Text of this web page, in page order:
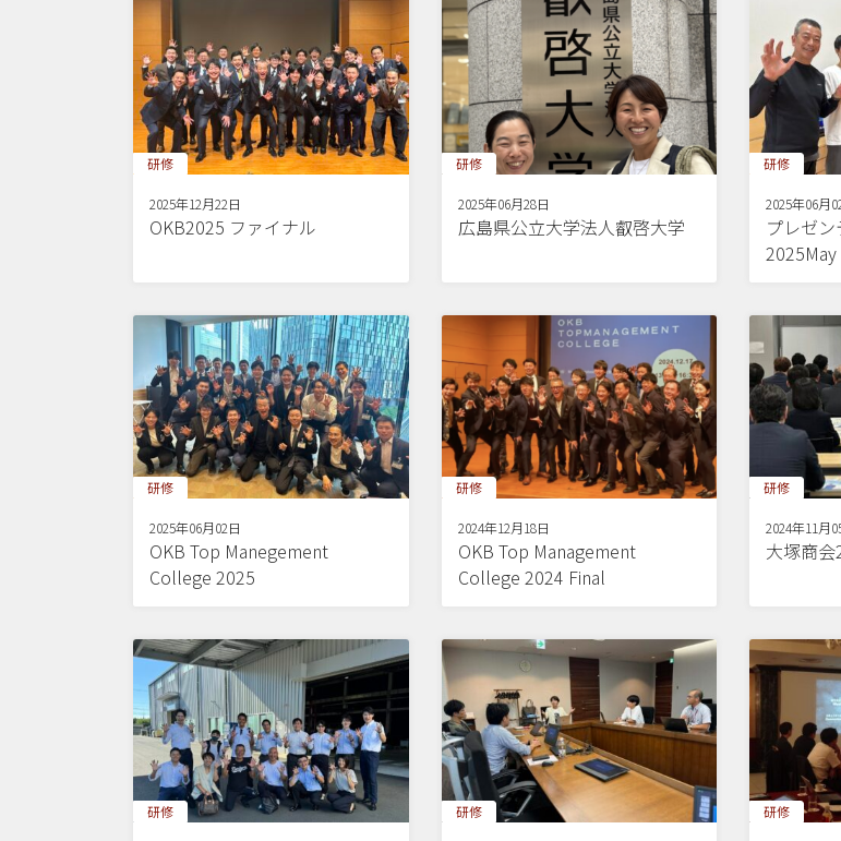
研修
2025年12月22日
OKB2025 ファイナル
研修
2025年06月28日
広島県公立大学法人叡啓大学
研修
2025年06月
プレゼ
2025May
研修
2025年06月02日
OKB Top Manegement
College 2025
研修
2024年12月18日
OKB Top Management
College 2024 Final
研修
2024年11月
大塚商会
研修 研修 研修